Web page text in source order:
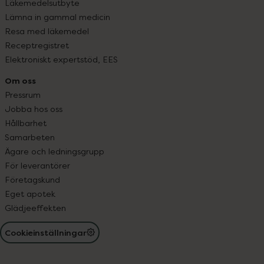
Läkemedelsutbyte
Lämna in gammal medicin
Resa med läkemedel
Receptregistret
Elektroniskt expertstöd, EES
Om oss
Pressrum
Jobba hos oss
Hållbarhet
Samarbeten
Ägare och ledningsgrupp
För leverantörer
Företagskund
Eget apotek
Glädjeeffekten
Cookieinställningar